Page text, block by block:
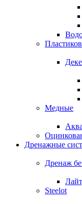
Деке
Медные
Дренажные
Дренаж
Steelot